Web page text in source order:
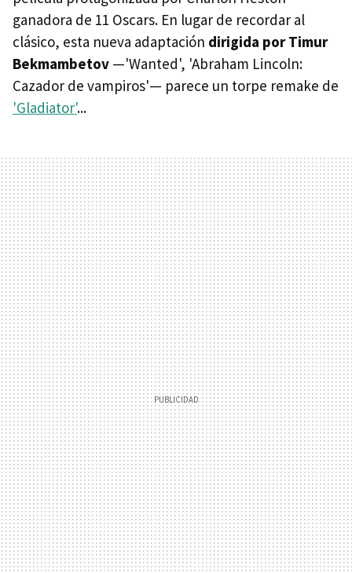
ganadora de 11 Oscars. En lugar de recordar al
clásico, esta nueva adaptación dirigida por Timur
Bekmambetov —'Wanted', 'Abraham Lincoln:
Cazador de vampiros'— parece un torpe remake de
'Gladiator'...